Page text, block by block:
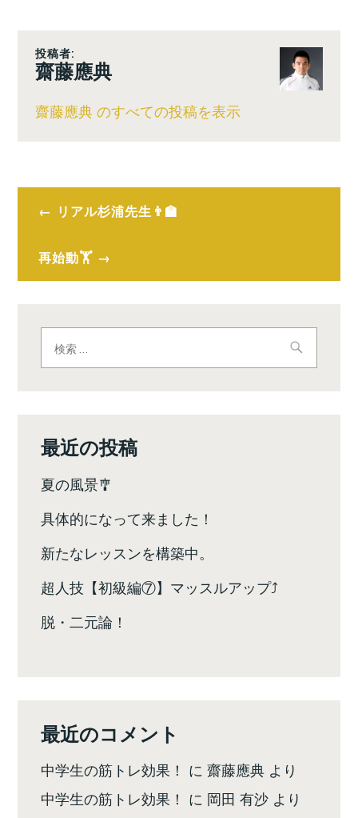
投稿者:
齋藤應典
齋藤應典 のすべての投稿を表示
投
ナ
ビ
ゲ
ン
リアル杉浦先生👨‍🏫
再始動🏋️
索:
最近の投稿
夏の風景🎐
具体的になって来ました！
新たなレッスンを構築中。
超人技【初級編⑦】マッスルアップ⤴️
脱・二元論！
最近のコメント
中学生の筋トレ効果！ に齋藤應典 より
中学生の筋トレ効果！ に 岡田 有沙 より